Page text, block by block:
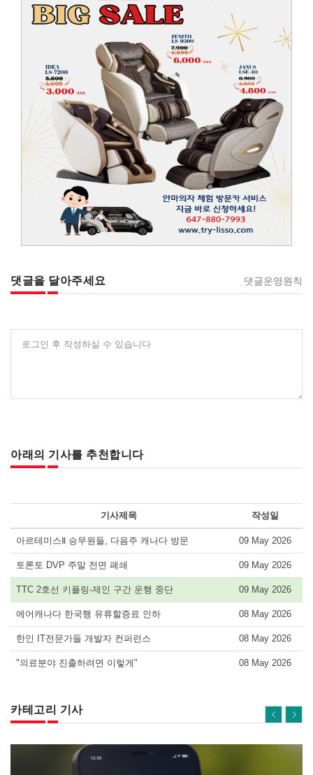
댓글을 달아주세요 댓글운영원칙
로그인 후 작성하실 수 있습니다
아래의 기사를 추천합니다
기사제목 작성일
아르테미스Ⅱ 승무원들, 다음주 캐나다 방문 09 May 2026
토론토 DVP 주말 전면 폐쇄 09 May 2026
TTC 2호선 키플링-제인 구간 운행 중단 09 May 2026
에어캐나다 한국행 유류할증료 인하 08 May 2026
한인 IT전문가들 개발자 컨퍼런스 08 May 2026
"의료분야 진출하려면 이렇게" 08 May 2026
카테고리 기사